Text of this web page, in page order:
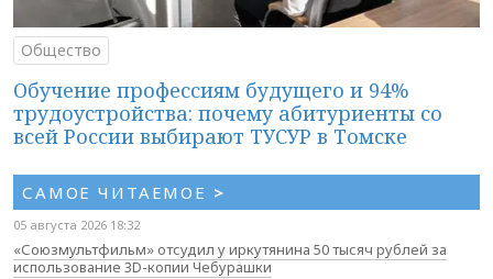
Общество
Обучение профессиям будущего и 94%
трудоустройства: почему абитуриенты со
всей России выбирают ТУСУР в Томске
САМОЕ ЧИТАЕМОЕ >
05 августа 2026 18:32
«Союзмультфильм» отсудил у иркутянина 50 тысяч рублей за
использование 3D-копии Чебурашки